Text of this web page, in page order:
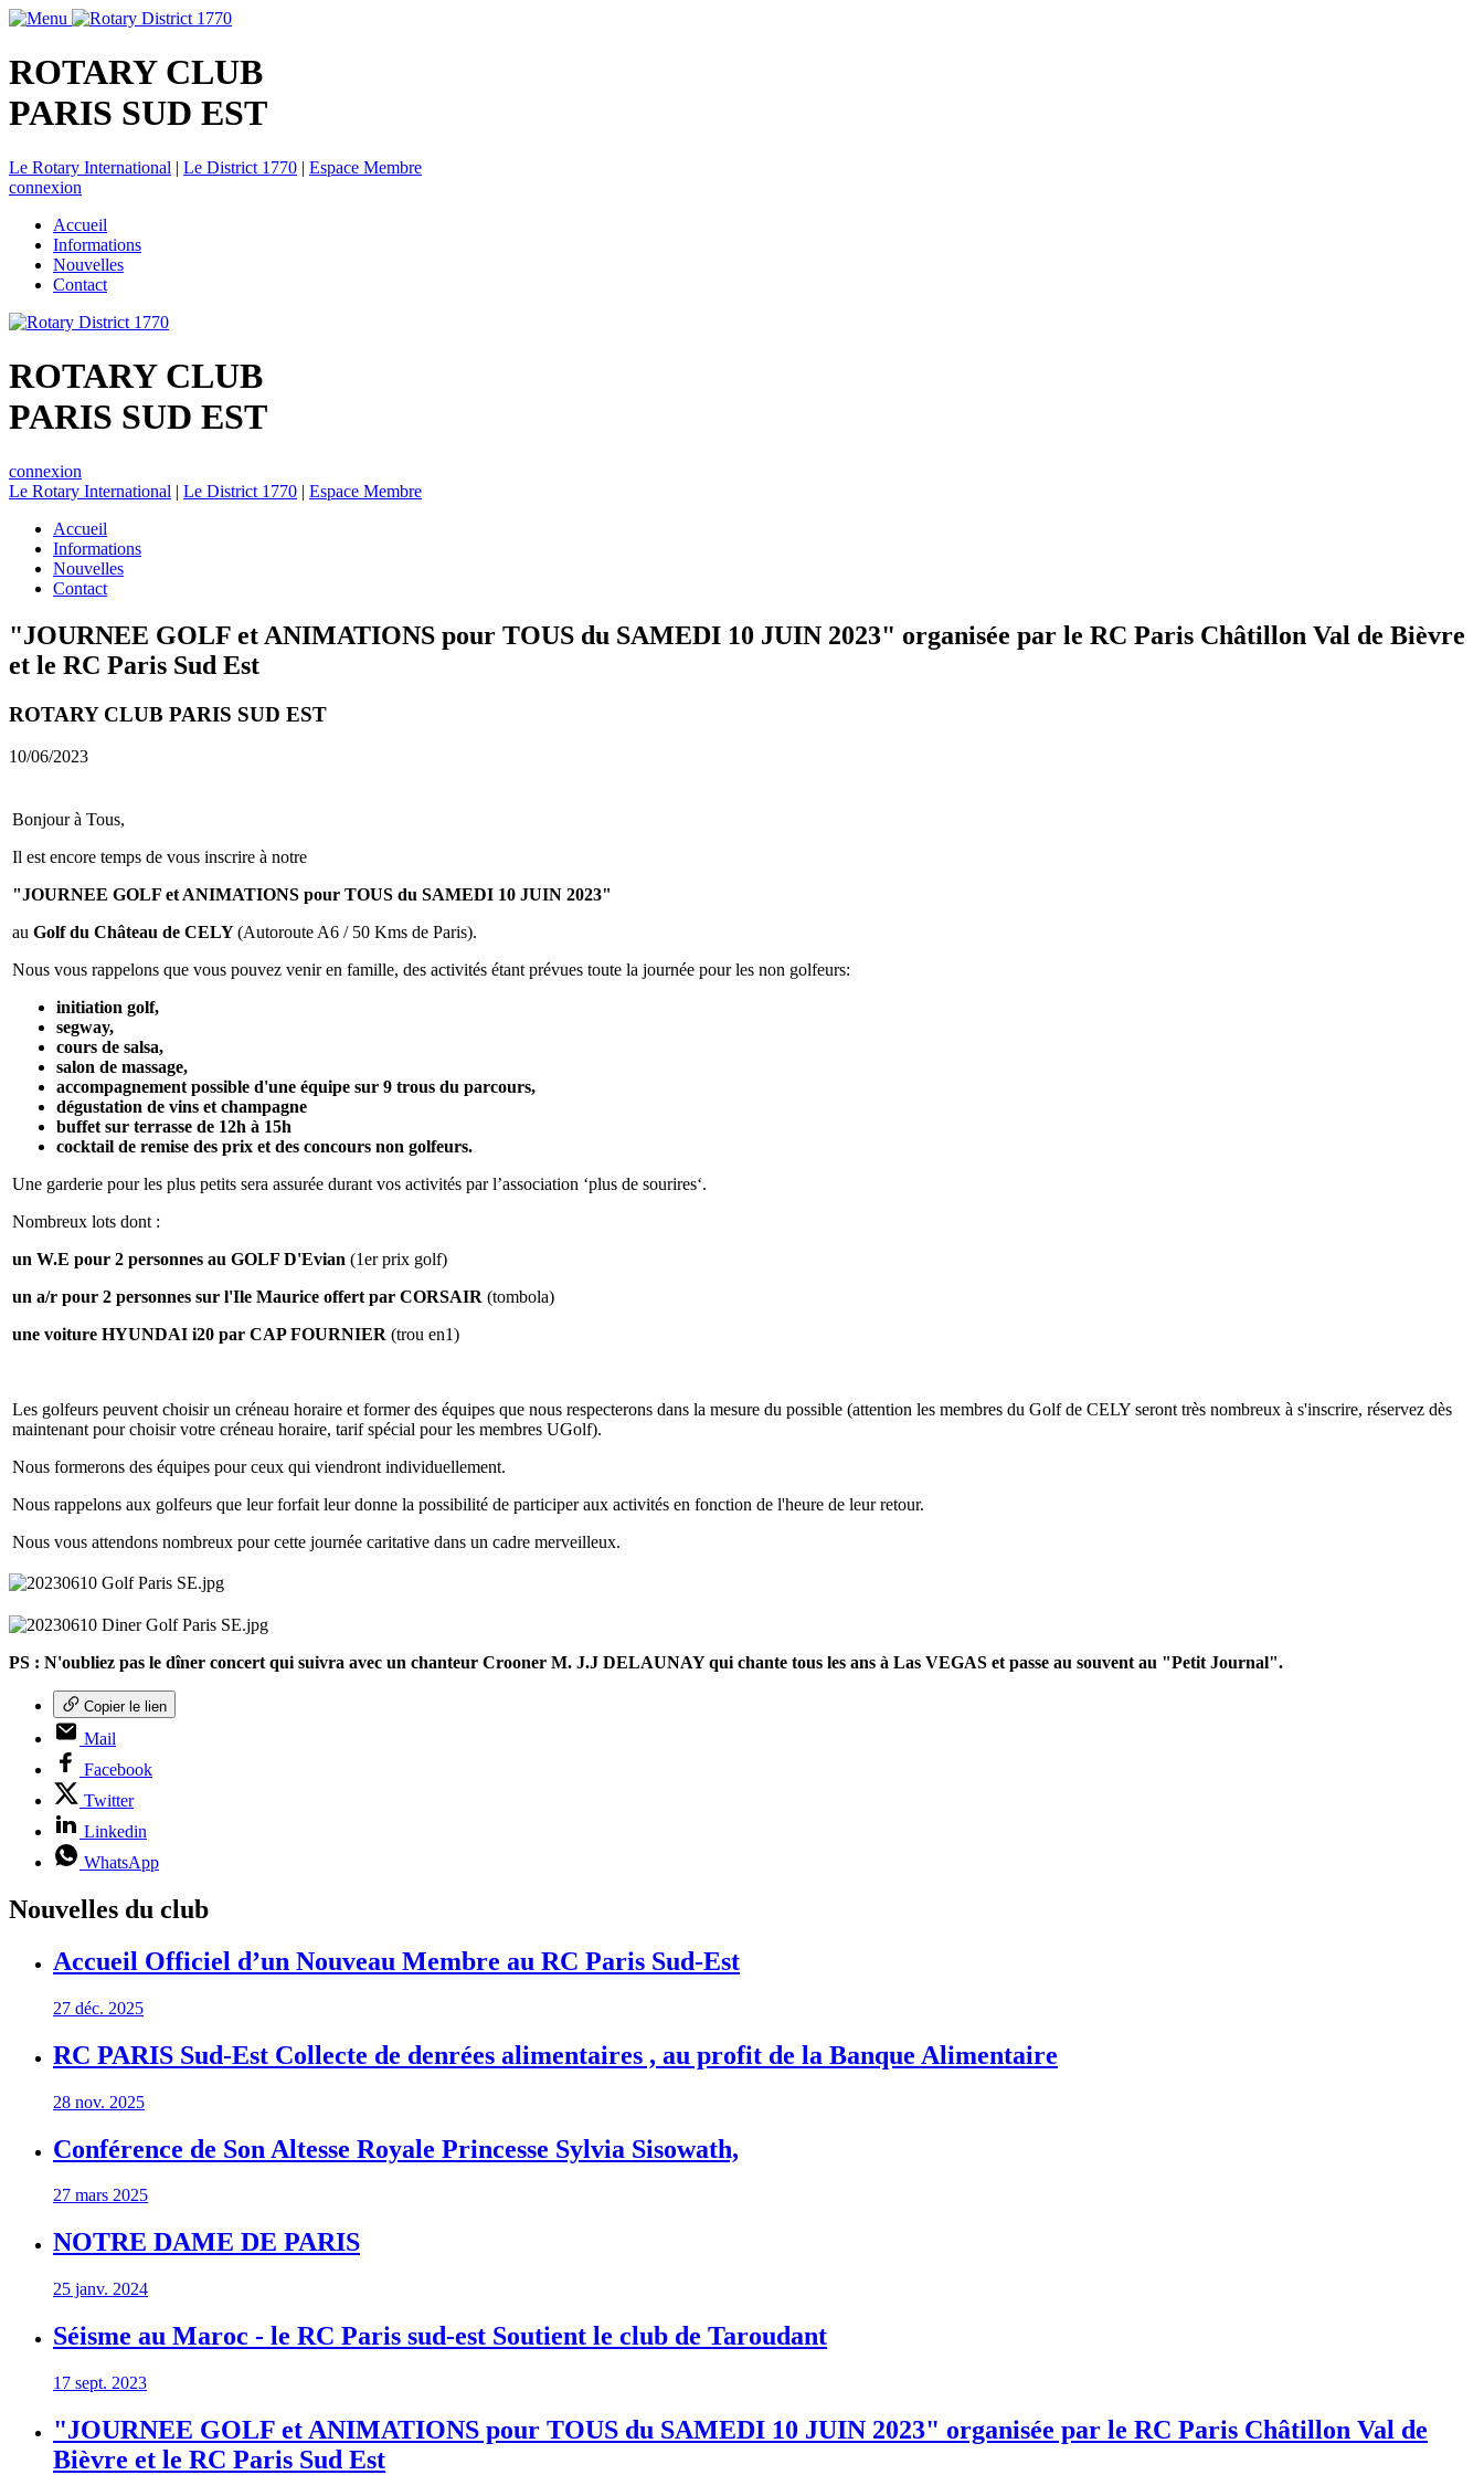
ROTARY CLUB
PARIS SUD EST
Le Rotary International | Le District 1770 | Espace Membre
connexion
Accueil
Informations
Nouvelles
Contact
ROTARY CLUB
PARIS SUD EST
connexion
Le Rotary International | Le District 1770 | Espace Membre
Accueil
Informations
Nouvelles
Contact
"JOURNEE GOLF et ANIMATIONS pour TOUS du SAMEDI 10 JUIN 2023" organisée par le RC Paris Châtillon Val de Bièvre
et le RC Paris Sud Est
ROTARY CLUB PARIS SUD EST
10/06/2023
Bonjour à Tous,
Il est encore temps de vous inscrire à notre
"JOURNEE GOLF et ANIMATIONS pour TOUS du SAMEDI 10 JUIN 2023"
au Golf du Château de CELY(Autoroute A6 / 50 Kms de Paris).
Nous vous rappelons que vous pouvez venir en famille, des activités étant prévues toute la journée pour les non golfeurs:
initiation golf,
segway,
cours de salsa,
salon de massage,
accompagnement possible d'une équipe sur 9 trous du parcours,
dégustation de vins et champagne
buffet sur terrasse de 12h à 15h
cocktail de remise des prix et des concours non golfeurs.
Une garderie pour les plus petits sera assurée durant vos activités par l’association ‘plus de sourires‘.
Nombreux lots dont :
un W.E pour 2 personnes au GOLF D'Evian (1er prix golf)
un a/r pour 2 personnes sur l'Ile Maurice offert par CORSAIR (tombola)
une voiture HYUNDAI i20 par CAP FOURNIER (trou en1)
Les golfeurs peuvent choisir un créneau horaire et former des équipes que nous respecterons dans la mesure du possible (attention les membres du Golf de CELY seront très nombreux à s'inscrire, réservez dès
maintenant pour choisir votre créneau horaire, tarif spécial pour les membres UGolf).
Nous formerons des équipes pour ceux qui viendront individuellement.
Nous rappelons aux golfeurs que leur forfait leur donne la possibilité de participer aux activités en fonction de l'heure de leur retour.
Nous vous attendons nombreux pour cette journée caritative dans un cadre merveilleux.
PS : N'oubliez pas le dîner concert qui suivra avec un chanteur Crooner M. J.J DELAUNAY qui chante tous les ans à Las VEGAS et passe au souvent au "Petit Journal".
Copier le lien
Mail
Facebook
Twitter
Linkedin
WhatsApp
Nouvelles du club
Accueil Officiel d’un Nouveau Membre au RC Paris Sud-Est
27 déc. 2025
RC PARIS Sud-Est Collecte de denrées alimentaires , au profit de la Banque Alimentaire
28 nov. 2025
Conférence de Son Altesse Royale Princesse Sylvia Sisowath,
27 mars 2025
NOTRE DAME DE PARIS
25 janv. 2024
Séisme au Maroc - le RC Paris sud-est Soutient le club de Taroudant
17 sept. 2023
"JOURNEE GOLF et ANIMATIONS pour TOUS du SAMEDI 10 JUIN 2023" organisée par le RC Paris Châtillon Val de
Bièvre et le RC Paris Sud Est